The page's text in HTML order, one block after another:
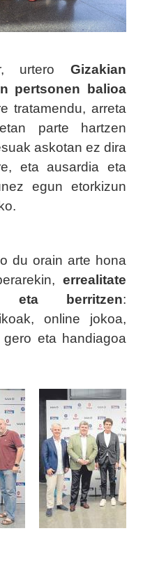
urtero Gizakian
pertsonen balioa
tratamendu, arreta
parte hartzen
askotan ez dira
eta ausardia eta
egun etorkizun
du orain arte hona
errealitate
eta berritzen:
online jokoa,
eta handiagoa